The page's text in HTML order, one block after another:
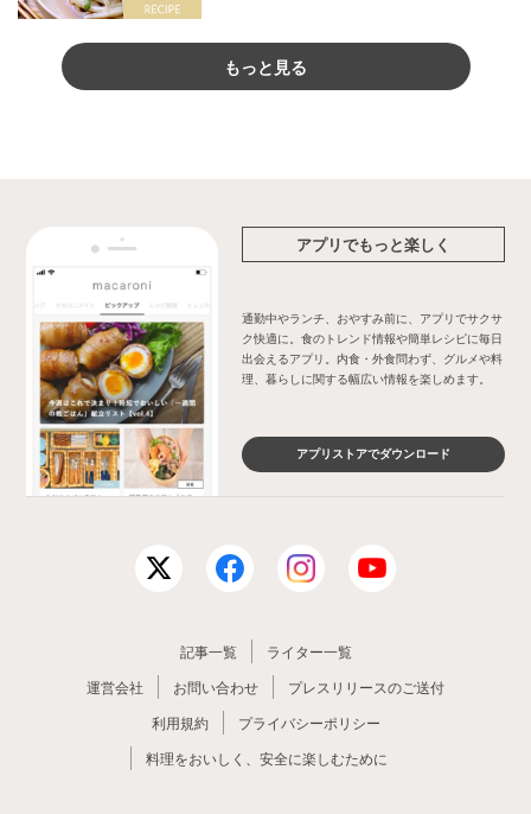
もっと見る
アプリでもっと楽しく
通勤中やランチ、おやすみ前に、アプリでサクサ
ク快適に。食のトレンド情報や簡単レシピに毎日
出会えるアプリ。内食・外食問わず、グルメや料
理、暮らしに関する幅広い情報を楽しめます。
アプリストアでダウンロード
記事一覧
ライター一覧
運営会社
お問い合わせ
プレスリリースのご送付
利用規約
プライバシーポリシー
料理をおいしく、安全に楽しむために